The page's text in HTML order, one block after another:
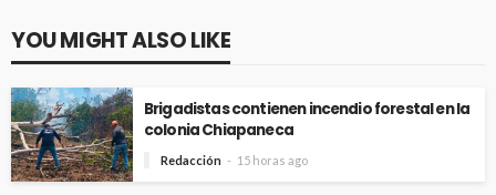
YOU MIGHT ALSO LIKE
Brigadistas contienen incendio forestal en la
colonia Chiapaneca
Redacción 15 horas ago